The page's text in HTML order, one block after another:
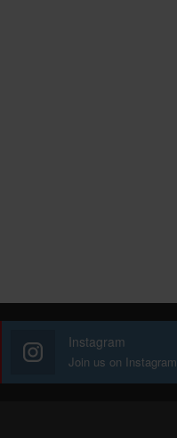
Instagram
Join us on Instagram